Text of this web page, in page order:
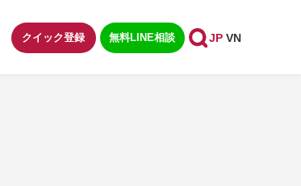
クイック登録 無料LINE相談 JP VN